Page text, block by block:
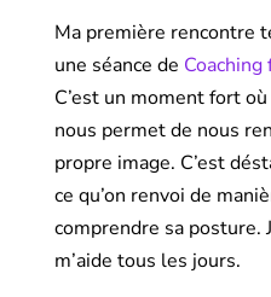
Ma première rencontre
une séance de
C’est un moment fort
nous permet de nous
propre image. C’est
ce qu’on renvoi de
comprendre sa posture.
m’aide tous les jours.